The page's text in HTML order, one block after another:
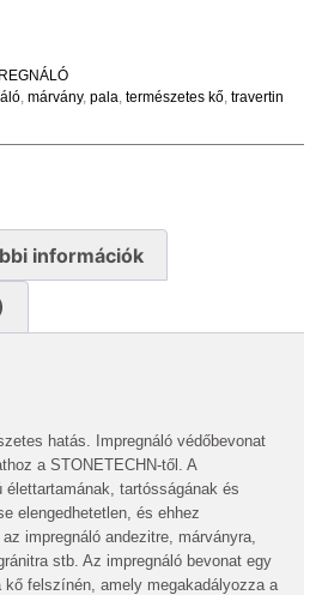
márvány, pala természetes kő travertin
információk
hatás. Impregnáló védőbevonat
a STONETECHN-től. A
tartósságának és
elengedhetetlen, és ehhez
impregnáló andezitre, márványra,
stb. Az impregnáló bevonat egy
kő felszínén, amely megakadályozza a